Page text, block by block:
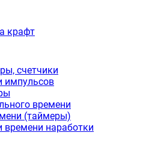
крафт
счетчики
импульсов
времени
(таймеры)
времени наработки